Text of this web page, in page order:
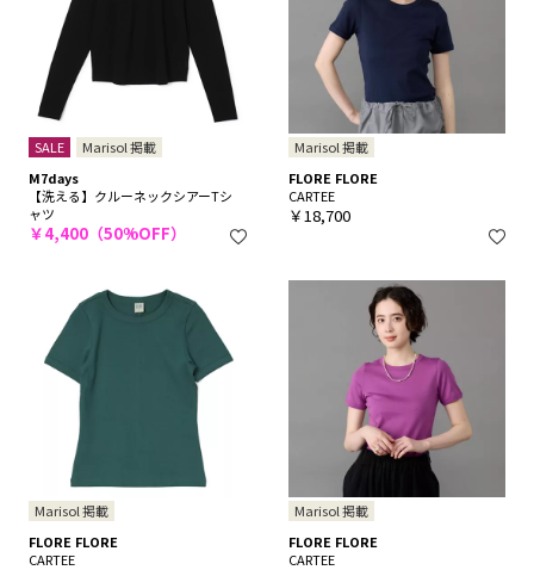
SALE
Marisol 掲載
M7days
【洗える】クルーネックシアーTシ
ャツ
￥4,400（50%OFF）
Marisol 掲載
FLORE FLORE
CARTEE
￥18,700
Marisol 掲載
FLORE FLORE
CARTEE
Marisol 掲載
FLORE FLORE
CARTEE